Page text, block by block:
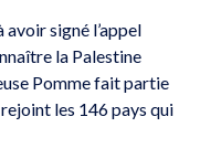
signé l’appel
la Palestine
Pomme fait partie
les 146 pays qui